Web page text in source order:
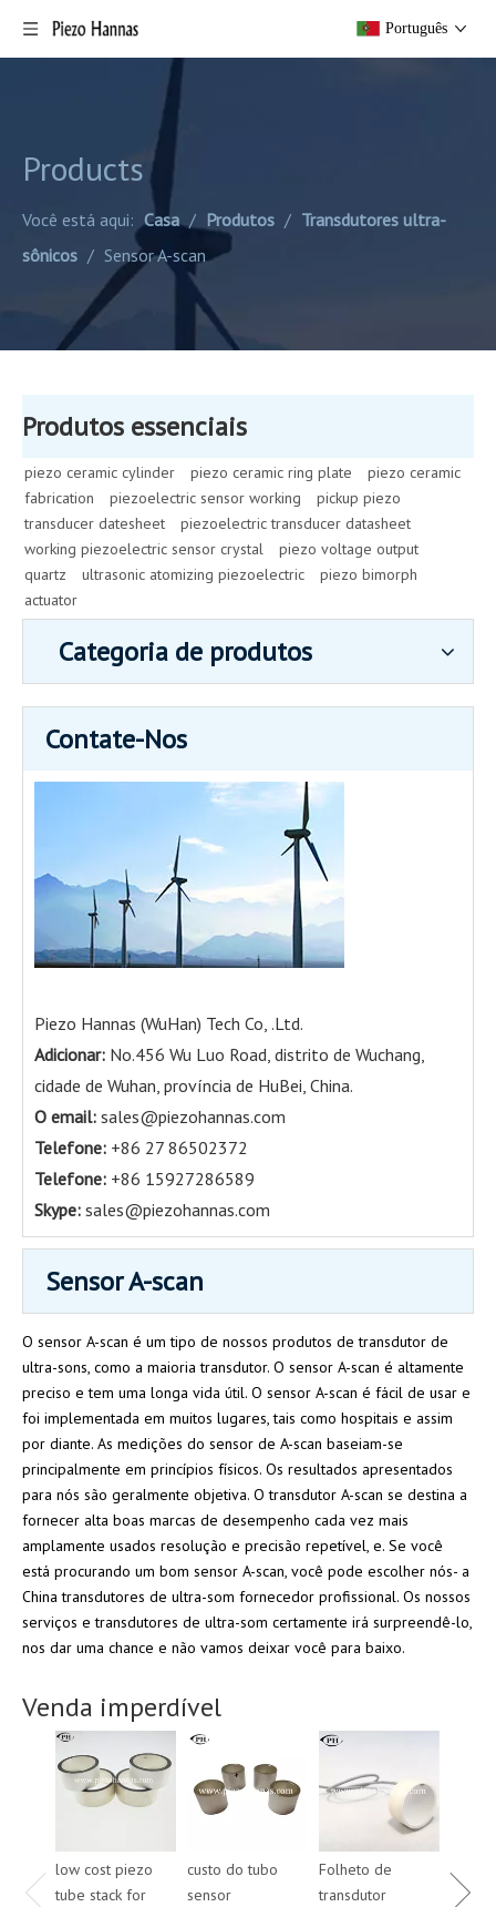
Português
Products
Você está aqui: Casa / Produtos / Transdutores ultra-
sônicos / Sensor A-scan
Produtos essenciais
piezo ceramic cylinder piezo ceramic ring plate
piezo ceramic
fabrication
piezoelectric sensor working
pickup piezo
transducer datesheet
piezoelectric transducer datasheet
working piezoelectric sensor crystal
piezo voltage output
quartz
ultrasonic atomizing piezoelectric
piezo bimorph
actuator
Categoria de produtos
Contate-Nos
Piezo Hannas (WuHan) Tech Co, .Ltd.
Adicionar: No.456 Wu Luo Road, distrito de Wuchang,
cidade de Wuhan, província de HuBei, China.
O email: sales@piezohannas.com
Telefone: +86 27 86502372
Telefone: +86 15927286589
Skype: sales@piezohannas.com
Sensor A-scan
O sensor A-scan é um tipo de nossos produtos de transdutor de
ultra-sons, como a maioria transdutor. O sensor A-scan é altamente
preciso e tem uma longa vida útil. O sensor A-scan é fácil de usar e
foi implementada em muitos lugares, tais como hospitais e assim
por diante. As medições do sensor de A-scan baseiam-se
principalmente em princípios físicos. Os resultados apresentados
para nós são geralmente objetiva. O transdutor A-scan se destina a
fornecer alta boas marcas de desempenho cada vez mais
amplamente usados ​​resolução e precisão repetível, e. Se você
está procurando um bom sensor A-scan, você pode escolher nós- a
China transdutores de ultra-som fornecedor profissional. Os nossos
serviços e transdutores de ultra-som certamente irá surpreendê-lo,
nos dar uma chance e não vamos deixar você para baixo.
Venda imperdível
low cost piezo
tube stack for
custo do tubo
sensor
Folheto de
transdutor
60 *